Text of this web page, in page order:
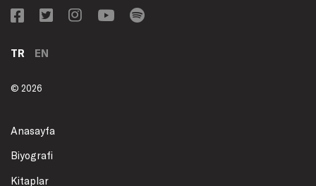
TR EN
© 2026
Anasayfa
Biyografi
Kitaplar